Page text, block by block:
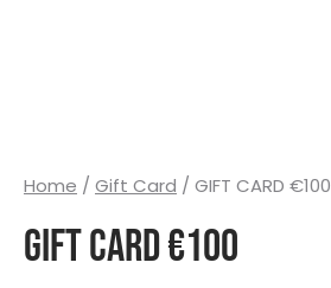
Home / Gift Card / GIFT CARD €100
GIFT CARD €100